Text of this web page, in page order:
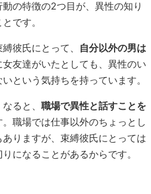
の特徴の2つ目が、異性の知り
です。
彼氏にとって、 自分以外の男は
友達がいたとしても、異性のい
という気持ちを持っています。
ると、 職場で異性と話すことを
職場では仕事以外のちょっとし
りますが、束縛彼氏にとっては
になることがあるからです。